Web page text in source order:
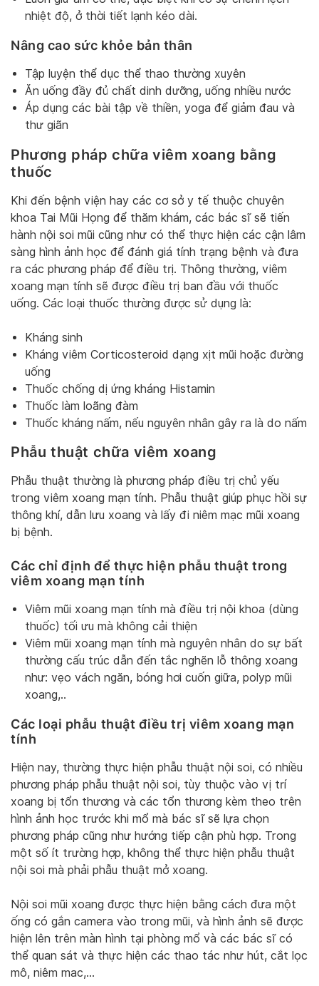
nhiệt độ, ở thời tiết lạnh kéo dài.
Nâng cao sức khỏe bản thân
Tập luyện thể dục thể thao thường xuyên
Ăn uống đầy đủ chất dinh dưỡng, uống nhiều nước
Áp dụng các bài tập về thiền, yoga để giảm đau và
thư giãn
Phương pháp chữa viêm xoang bằng
thuốc
Khi đến bệnh viện hay các cơ sở y tế thuộc chuyên
khoa Tai Mũi Họng để thăm khám, các bác sĩ sẽ tiến
hành nội soi mũi cũng như có thể thực hiện các cận lâm
sàng hình ảnh học để đánh giá tính trạng bệnh và đưa
ra các phương pháp để điều trị. Thông thường, viêm
xoang mạn tính sẽ được điều trị ban đầu với thuốc
uống. Các loại thuốc thường được sử dụng là:
Kháng sinh
Kháng viêm Corticosteroid dạng xịt mũi hoặc đường
uống
Thuốc chống dị ứng kháng Histamin
Thuốc làm loãng đàm
Thuốc kháng nấm, nếu nguyên nhân gây ra là do nấm
Phẫu thuật chữa viêm xoang
Phẫu thuật thường là phương pháp điều trị chủ yếu
trong viêm xoang mạn tính. Phẫu thuật giúp phục hồi sự
thông khí, dẫn lưu xoang và lấy đi niêm mạc mũi xoang
bị bệnh.
Các chỉ định để thực hiện phẫu thuật trong
viêm xoang mạn tính
Viêm mũi xoang mạn tính mà điều trị nội khoa (dùng
thuốc) tối ưu mà không cải thiện
Viêm mũi xoang mạn tính mà nguyên nhân do sự bất
thường cấu trúc dẫn đến tắc nghẽn lỗ thông xoang
như: vẹo vách ngăn, bóng hơi cuốn giữa, polyp mũi
xoang,..
Các loại phẫu thuật điều trị viêm xoang mạn
tính
Hiện nay, thường thực hiện phẫu thuật nội soi, có nhiều
phương pháp phẫu thuật nội soi, tùy thuộc vào vị trí
xoang bị tổn thương và các tổn thương kèm theo trên
hình ảnh học trước khi mổ mà bác sĩ sẽ lựa chọn
phương pháp cũng như hướng tiếp cận phù hợp. Trong
một số ít trường hợp, không thể thực hiện phẫu thuật
nội soi mà phải phẫu thuật mở xoang.
Nội soi mũi xoang được thực hiện bằng cách đưa một
ống có gắn camera vào trong mũi, và hình ảnh sẽ được
hiện lên trên màn hình tại phòng mổ và các bác sĩ có
thể quan sát và thực hiện các thao tác như hút, cắt lọc
mô, niêm mac,…